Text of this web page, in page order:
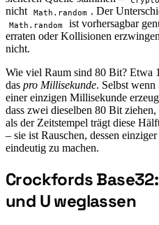
nicht
Math.random . Der
Math.random
ist vorhersagbar
erraten oder Kollisionen
nicht.
Wie viel Raum sind 80 Bit? Etwa
das pro Millisekunde. Selbst
einer einzigen Millisekunde
dass zwei dieselben 80 Bit
als der Zeitstempel trägt diese
– sie ist Rauschen, dessen
eindeutig zu machen.
#
Crockfords Base32:
und U weglassen